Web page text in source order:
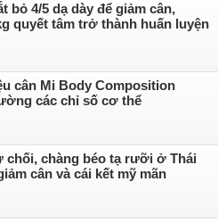
bỏ 4/5 dạ dày để giảm cân,
quyết tâm trở thành huấn luyện
cân Mi Body Composition
các chỉ số cơ thể
chối, chàng béo tạ rưỡi ở Thái
cân và cái kết mỹ mãn